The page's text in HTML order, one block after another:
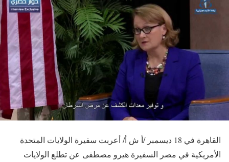
القاهرة في 18 ديسمبر /أ ش أ/ أعربت سفيرة الولايات المتحدة
الأمريكية في مصر السفيرة هيرو مصطفى عن تطلع الولايات